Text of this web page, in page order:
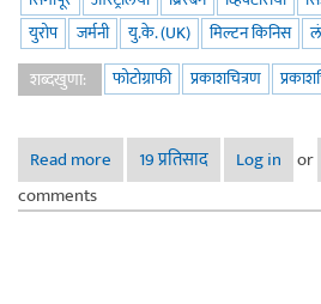
युरोप
जर्मनी यु.के. (UK) मिल्टन किनिस
शब्दखुणा:
फोटोग्राफी प्रकाशचित्रण
Read more about कॉर्पोरेट फोटोग्राफी
19 प्रतिसाद Log in or
comments